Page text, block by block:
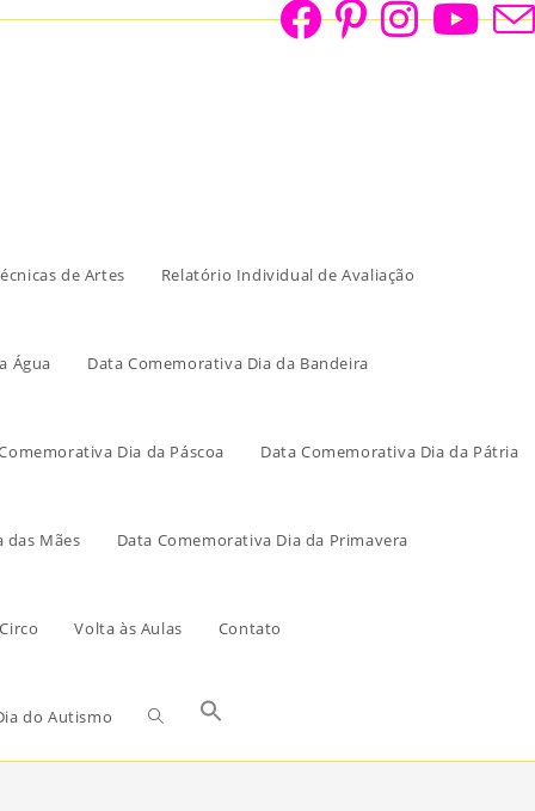
de Artes Relatório Individual de Avaliação
Água Data Comemorativa Dia da Bandeira
Dia da Páscoa Data Comemorativa Dia da Pátria
das Mães Data Comemorativa Dia da Primavera
Volta às Aulas Contato
do Autismo